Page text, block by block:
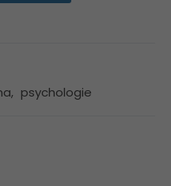
, psychologie